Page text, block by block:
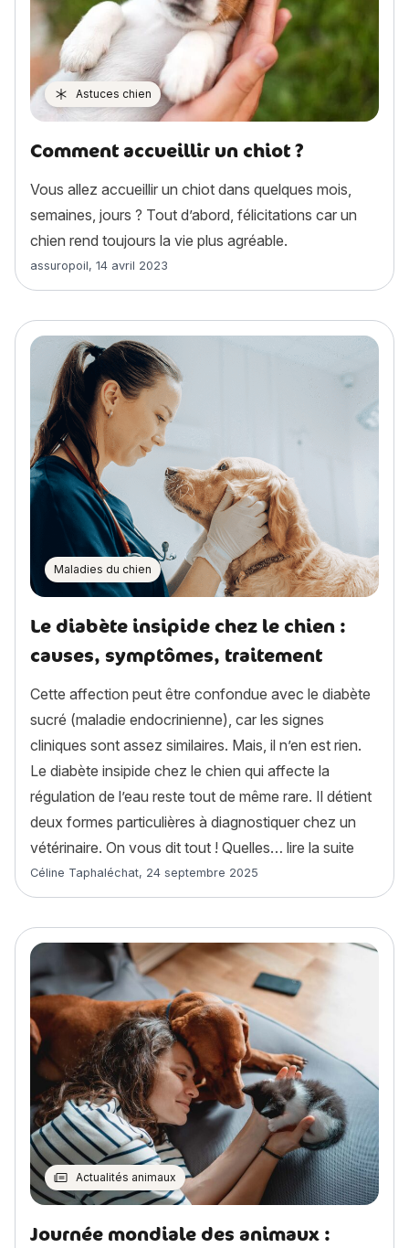
Astuces chien
Comment accueillir un chiot ?
Vous allez accueillir un chiot dans quelques mois,
semaines, jours ? Tout d’abord, félicitations car un
chien rend toujours la vie plus agréable.
Article rédigé par
assuropoil, 14 avril 2023
Maladies du chien
Le diabète insipide chez le chien :
causes, symptômes, traitement
Cette affection peut être confondue avec le diabète
sucré (maladie endocrinienne), car les signes
cliniques sont assez similaires. Mais, il n’en est rien.
Le diabète insipide chez le chien qui affecte la
régulation de l’eau reste tout de même rare. Il détient
deux formes particulières à diagnostiquer chez un
vétérinaire. On vous dit tout ! Quelles… lire la suite
Article rédigé par
Céline Taphaléchat, 24 septembre 2025
Actualités animaux
Journée mondiale des animaux :